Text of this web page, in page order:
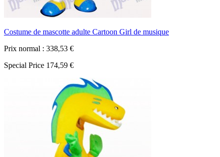
Costume de mascotte adulte Cartoon Girl de musique
Prix normal : 338,53 €
Special Price 174,59 €